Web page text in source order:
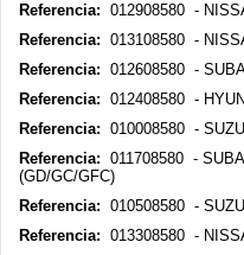
Referencia: 012908580 -
Referencia: 013108580 -
Referencia: 012608580 -
Referencia: 012408580 -
Referencia: 010008580 -
Referencia: 011708580 -
(GD/GC/GFC)
Referencia: 010508580 -
Referencia: 013308580 -